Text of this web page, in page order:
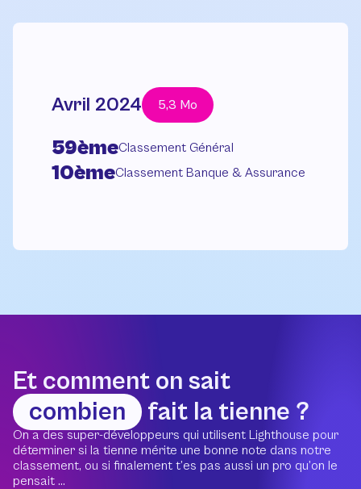
Avril 2024 5,3 Mo
59èmeClassement Général
10èmeClassement Banque & Assurance
Et comment on sait
combien
fait la tienne ?
On a des super-développeurs qui utilisent Lighthouse pour
déterminer si la tienne mérite une bonne note dans notre
classement, ou si finalement t’es pas aussi un pro qu’on le
pensait ...